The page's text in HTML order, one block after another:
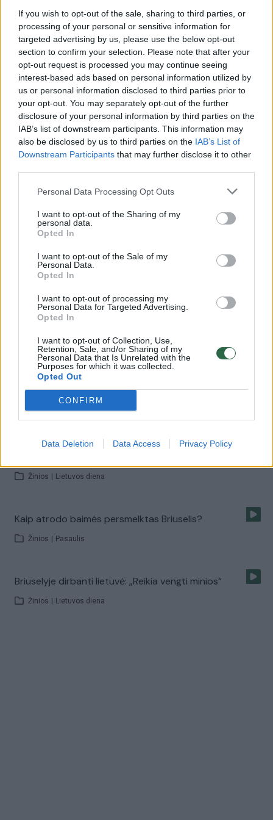
If you wish to opt-out of the sale, sharing to third parties, or
processing of your personal or sensitive information for
targeted advertising by us, please use the below opt-out
section to confirm your selection. Please note that after your
opt-out request is processed you may continue seeing
interest-based ads based on personal information utilized by
us or personal information disclosed to third parties prior to
your opt-out. You may separately opt-out of the further
disclosure of your personal information by third parties on the
IAB’s list of downstream participants. This information may
also be disclosed by us to third parties on the IAB’s List of
Downstream Participants that may further disclose it to other
Personal Data Processing Opt Outs
I want to opt-out of the Sharing of my
personal data.
Opted In
I want to opt-out of the Sale of my
Personal Data.
Opted In
I want to opt-out of processing my
Personal Data for Targeted Advertising.
Opted In
I want to opt-out of Collection, Use,
Retention, Sale, and/or Sharing of my
Personal Data that Is Unrelated with the
Purposes for which it was collected.
Opted Out
CONFIRM
Data Deletion Data Access Privacy Policy
00:00:43
Ukrainos saugumas: Nadežda Savčenko planavo teroro
atakas
00:01:12
Padėkos diena sėja baimę dėl naujų teroro aktų JAV
Žinios Pasaulis
00:00:38
Užkirstas kelias teroro aktui Belgijoje: vyras norėjo
įvažiuoti į minią
Žinios | Pasaulis
Jeruzalė sukrėsta: baiminamasi naujų išpuolių
Žinios | Pasaulis
Belgija perspėja: teroristai jau keliauja į Europą
Pasaulis
Pasiruošimas terorui: kaip randami paslėpti
Žinios Lietuvos diena
Kaip atrodo baimės persmelktas Briuselis?
Žinios Pasaulis
Briuselyje dirbanti lietuvė: „Reikia vengti minios“
Žinios Lietuvos diena